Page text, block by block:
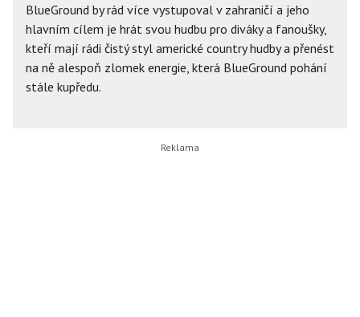
BlueGround by rád více vystupoval v zahraničí a jeho
hlavním cílem je hrát svou hudbu pro diváky a fanoušky,
kteří mají rádi čistý styl americké country hudby a přenést
na ně alespoň zlomek energie, která BlueGround pohání
stále kupředu.